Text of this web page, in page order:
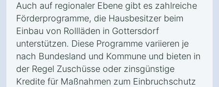
Auch auf regionaler Ebene gibt es zahlreiche
Förderprogramme, die Hausbesitzer beim
Einbau von Rollläden in Gottersdorf
unterstützen. Diese Programme variieren je
nach Bundesland und Kommune und bieten in
der Regel Zuschüsse oder zinsgünstige
Kredite für Maßnahmen zum Einbruchschutz